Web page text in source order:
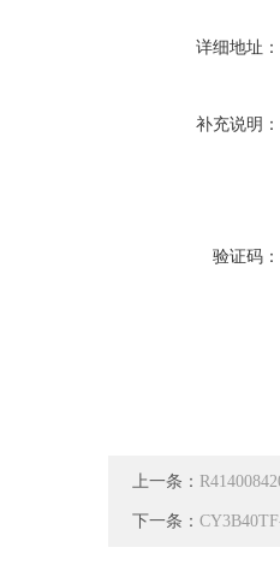
详细地址：
补充说明：
验证码：
上一条：
下一条：